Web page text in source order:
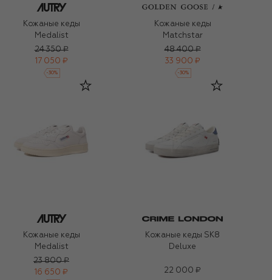
Кожаные кеды
Medalist
24 350 ₽
17 050 ₽
-30%
Кожаные кеды
Matchstar
48 400 ₽
33 900 ₽
-30%
Кожаные кеды
Medalist
23 800 ₽
16 650 ₽
Кожаные кеды SK8
Deluxe
22 000 ₽